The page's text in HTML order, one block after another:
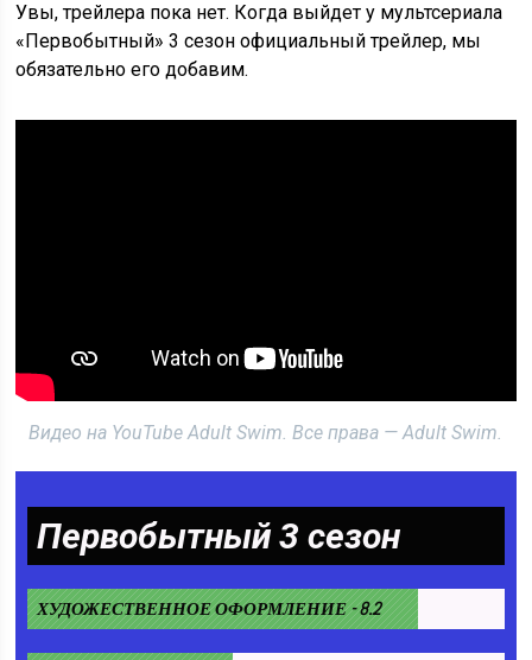
Увы, трейлера пока нет. Когда выйдет у мультсериала
«Первобытный» 3 сезон официальный трейлер, мы
обязательно его добавим.
Видео на YouTube Adult Swim. Все права — Adult Swim.
Первобытный 3 сезон
ХУДОЖЕСТВЕННОЕ ОФОРМЛЕНИЕ - 8.2